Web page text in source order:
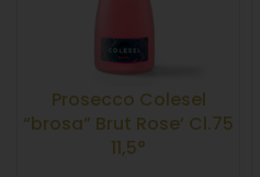
Prosecco Colesel
“brosa” Brut Rose’ Cl.75
11,5°